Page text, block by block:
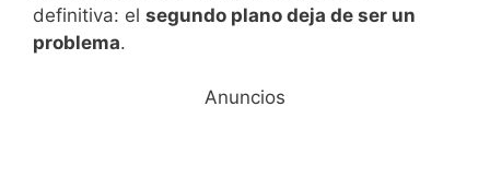
definitiva: el segundo plano deja de ser un
problema.
Anuncios